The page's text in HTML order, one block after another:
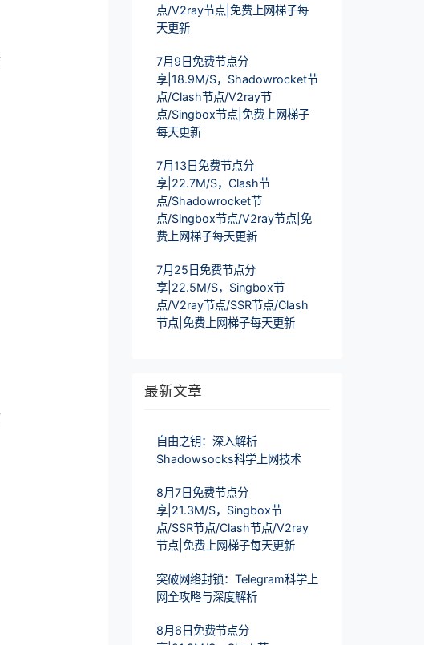
点/V2ray节点|免费上网梯子每
天更新
7月9日免费节点分
享|18.9M/S，Shadowrocket节
点/Clash节点/V2ray节
点/Singbox节点|免费上网梯子
每天更新
7月13日免费节点分
享|22.7M/S，Clash节
点/Shadowrocket节
点/Singbox节点/V2ray节点|免
费上网梯子每天更新
7月25日免费节点分
享|22.5M/S，Singbox节
点/V2ray节点/SSR节点/Clash
节点|免费上网梯子每天更新
最新文章
自由之钥：深入解析
Shadowsocks科学上网技术
8月7日免费节点分
享|21.3M/S，Singbox节
点/SSR节点/Clash节点/V2ray
节点|免费上网梯子每天更新
突破网络封锁：Telegram科学上
网全攻略与深度解析
8月6日免费节点分